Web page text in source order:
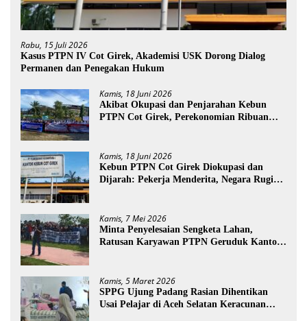
Rabu, 15 Juli 2026
Kasus PTPN IV Cot Girek, Akademisi USK Dorong Dialog
Permanen dan Penegakan Hukum
Kamis, 18 Juni 2026
Akibat Okupasi dan Penjarahan Kebun
PTPN Cot Girek, Perekonomian Ribuan
Kamis, 18 Juni 2026
Kebun PTPN Cot Girek Diokupasi dan
Dijarah: Pekerja Menderita, Negara Rugi
Kamis, 7 Mei 2026
Minta Penyelesaian Sengketa Lahan,
Ratusan Karyawan PTPN Geruduk Kantor
Kamis, 5 Maret 2026
SPPG Ujung Padang Rasian Dihentikan
Usai Pelajar di Aceh Selatan Keracunan